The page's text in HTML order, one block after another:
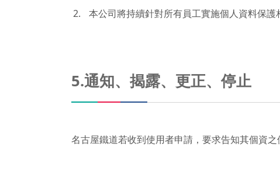
本公司將持續針對所有員工實施個人資料保護
5.通知、揭露、更正、停止
名古屋鐵道若收到使用者申請，要求告知其個資